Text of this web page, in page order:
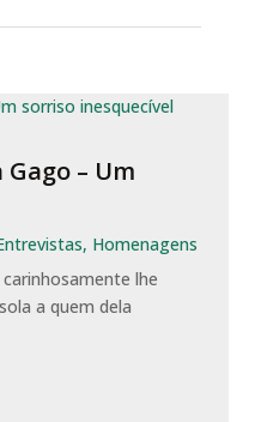
– Um
, Homenagens
carinhosamente lhe
a quem dela